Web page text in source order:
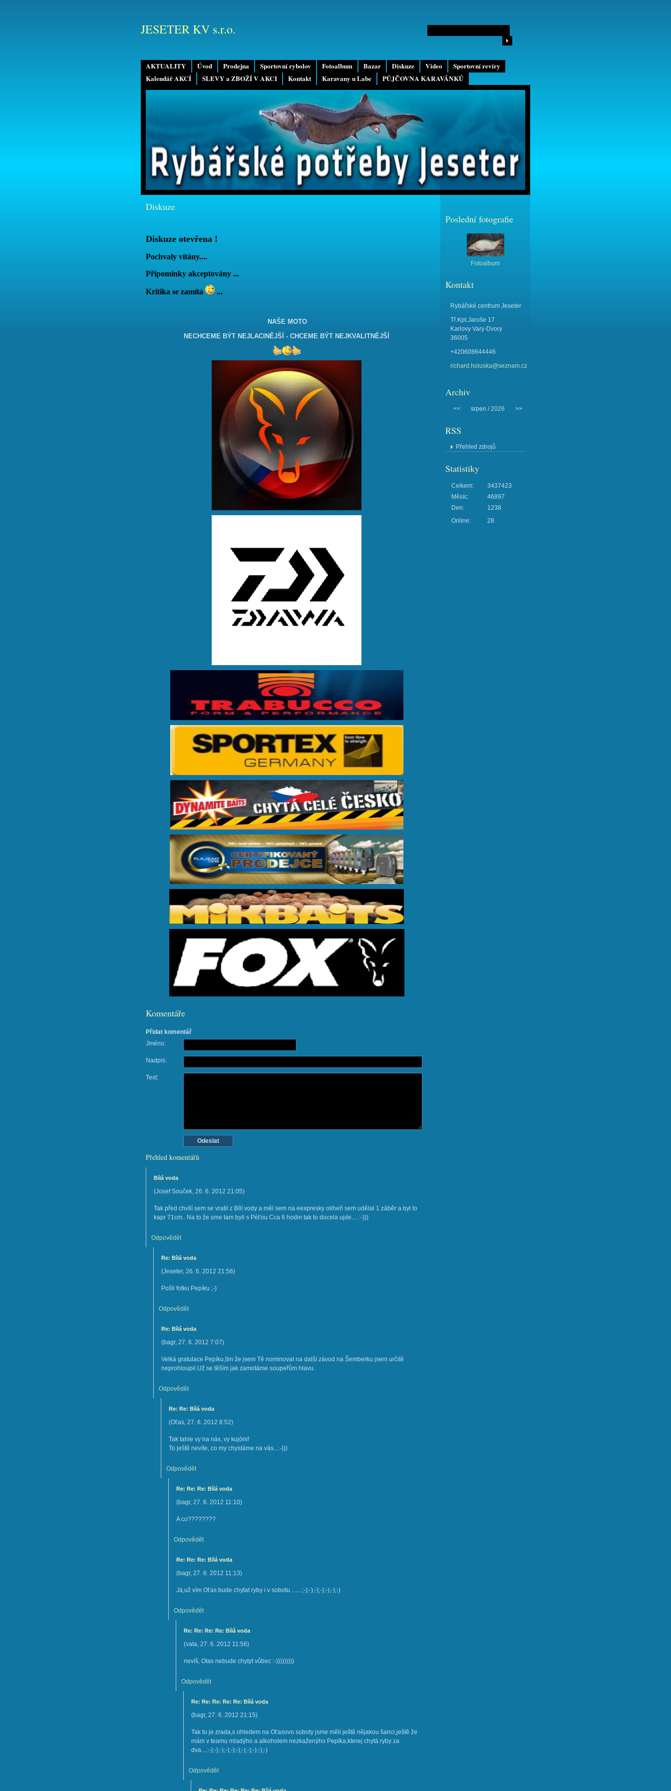
AKTUALITY Úvod Prodejna Sportovní rybolov Fotoalbum Bazar Diskuze Video
Sportovní revíry
Kalendář AKCÍ
SLEVY a ZBOŽÍ V AKCI Kontakt Karavany u Labe PŮJČOVNA KARAVÁNKŮ
JESETER KV s.r.o.
Diskuze
Diskuze otevřena !
Pochvaly vítány....
Připomínky akceptovány ...
Kritika se zamítá ...
NAŠE MOTO
NECHCEME BÝT NEJLACINĚJŠÍ - CHCEME BÝT NEJKVALITNĚJŠÍ
Komentáře
Přidat komentář
Jméno:
Nadpis:
Text:
Přehled komentářů
Bílá voda
(Josef Souček, 26. 6. 2012 21:05)
Tak před chvílí sem se vratil z Bílí vody a měl sem na eexpresky oliheň sem udělal 1 záběr a byl to
kapr 71cm.. Na to že sme tam byli s Péťou Cca 6 hodin tak to docela ujde.... :-)))
Odpovědět
Re: Bílá voda
(Jeseter, 26. 6. 2012 21:56)
Pošli fotku Pepíku ;-)
Odpovědět
Re: Bílá voda
(bagr, 27. 6. 2012 7:07)
Velká gratulace Pepíku,tím že jsem Tě nominoval na další závod na Šemberku jsem určitě
neprohloupil.Už se těším jak zamotáme soupeřům hlavu.
Odpovědět
Re: Re: Bílá voda
(Oťas, 27. 6. 2012 8:52)
Tak tahle vy na nás, vy kujóni!
To ještě nevíte, co my chystáme na vás...:-)))
Odpovědět
Re: Re: Re: Bílá voda
(bagr, 27. 6. 2012 11:10)
A co????????
Odpovědět
Re: Re: Re: Bílá voda
(bagr, 27. 6. 2012 11:13)
Já,už vím Oťas bude chytat ryby i v sobotu........;-);-);-);-);-);-);-)
Odpovědět
Re: Re: Re: Re: Bílá voda
(vata, 27. 6. 2012 11:56)
nevíš, Otas nebude chytyt vůbec :-)))))))))
Odpovědět
Re: Re: Re: Re: Re: Bílá voda
(bagr, 27. 6. 2012 21:15)
Tak to je zrada,s ohledem na Oťasovo soboty jsme měli ještě nějakou šanci,ještě že
mám v teamu mladýho a alkoholem nezkaženýho Pepíka,kterej chytá ryby za
dva....;-);-);-);-);-);-);-);-);-);-);-)
Odpovědět
Poslední fotografie
Fotoalbum
Kontakt
Rybářské centrum Jeseter
Tř.Kpt.Jaroše 17
Karlovy Vary-Dvory
36005
+420608644446
richard.holuska@seznam.cz
Archiv
<< srpen /2026 >>
RSS
Přehled zdrojů
Statistiky
Online: 28
Celkem:
3437423
Měsíc:
46897
Den:
1238